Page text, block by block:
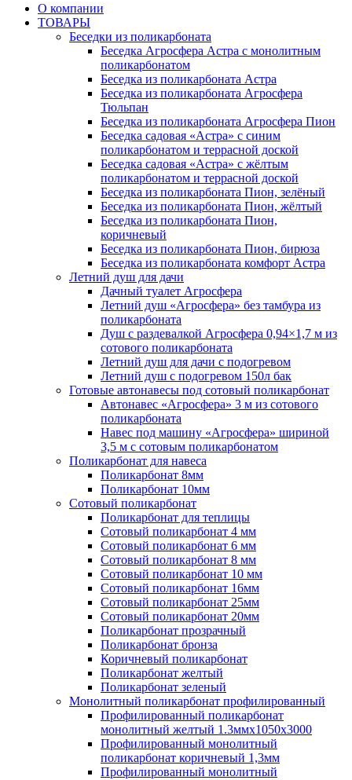
О компании
ТОВАРЫ
Беседки из поликарбоната
Беседка Агросфера Астра с монолитным
поликарбонатом
Беседка из поликарбоната Астра
Беседка из поликарбоната Агросфера
Тюльпан
Беседка из поликарбоната Агросфера Пион
Беседка садовая «Астра» с синим
поликарбонатом и террасной доской
Беседка садовая «Астра» с жёлтым
поликарбонатом и террасной доской
Беседка из поликарбоната Пион, зелёный
Беседка из поликарбоната Пион, жёлтый
Беседка из поликарбоната Пион,
коричневый
Беседка из поликарбоната Пион, бирюза
Беседка из поликарбоната комфорт Астра
Летний душ для дачи
Дачный туалет Агросфера
Летний душ «Агросфера» без тамбура из
поликарбоната
Душ с раздевалкой Агросфера 0,94×1,7 м из
сотового поликарбоната
Летний душ для дачи с подогревом
Летний душ с подогревом 150л бак
Готовые автонавесы под сотовый поликарбонат
Автонавес «Агросфера» 3 м из сотового
поликарбоната
Навес под машину «Агросфера» шириной
3,5 м с сотовым поликарбонатом
Поликарбонат для навеса
Поликарбонат 8мм
Поликарбонат 10мм
Сотовый поликарбонат
Поликарбонат для теплицы
Сотовый поликарбонат 4 мм
Сотовый поликарбонат 6 мм
Сотовый поликарбонат 8 мм
Сотовый поликарбонат 10 мм
Сотовый поликарбонат 16мм
Сотовый поликарбонат 25мм
Сотовый поликарбонат 20мм
Поликарбонат прозрачный
Поликарбонат бронза
Коричневый поликарбонат
Поликарбонат желтый
Поликарбонат зеленый
Монолитный поликарбонат профилированный
Профилированный поликарбонат
монолитный желтый 1.3ммх1050х3000
Профилированный монолитный
поликарбонат коричневый 1,3мм
Профилированный монолитный